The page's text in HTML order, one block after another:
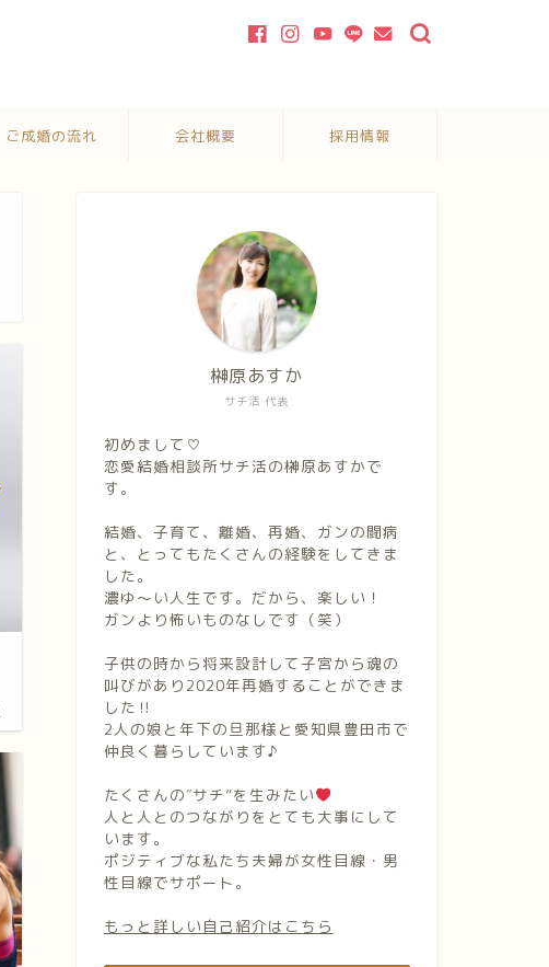
ご成婚の流れ 会社概要 採用情報
サチ活 代表
榊原あすか
初めまして♡
恋愛結婚相談所サチ活の榊原あすかで
す。
結婚、子育て、離婚、再婚、ガンの闘病
と、とってもたくさんの経験をしてきま
した。
濃ゆ〜い人生です。だから、楽しい！
ガンより怖いものなしです（笑）
子供の時から将来設計して子宮から魂の
叫びがあり2020年再婚することができま
した‼︎
2人の娘と年下の旦那様と愛知県豊田市で
仲良く暮らしています♪
たくさんの″サチ”を生みたい
人と人とのつながりをとても大事にして
います。
ポジティブな私たち夫婦が女性目線・男
性目線でサポート。
もっと詳しい自己紹介はこちら